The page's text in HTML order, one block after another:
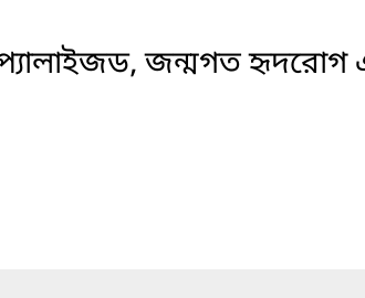
জন্মগত হৃদরোগ